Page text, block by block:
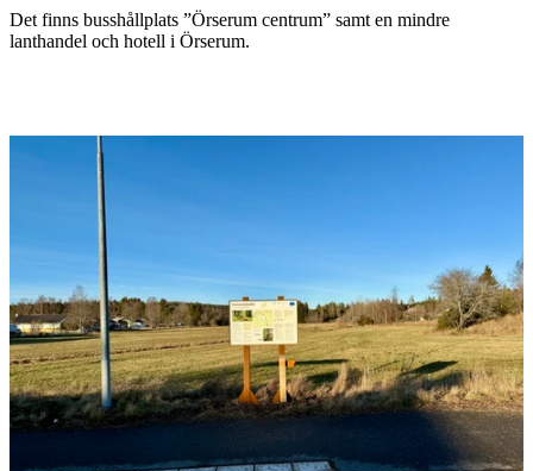
Det finns busshållplats ”Örserum centrum” samt en mindre
lanthandel och hotell i Örserum.
Bildspel
med